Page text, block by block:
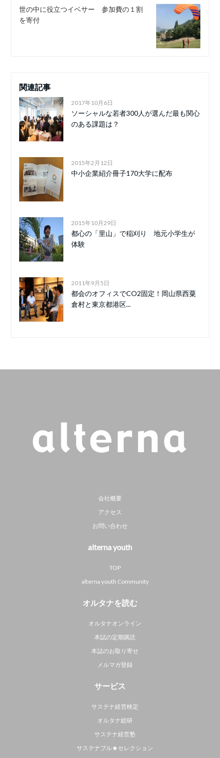
世の中に役立つイベサー 参加費の１割
を寄付
関連記事
2017年10月6日
ソーシャルな若者300人が選んだ最も関心
のある課題は？
2015年2月12日
中小企業紹介冊子170大学に配布
2015年10月29日
都心の「里山」で稲刈り 地元小学生が
体験
2011年9月5日
都会のオフィスでCO2固定！岡山県西粟
倉村と東京都港区...
会社概要
アクセス
お問い合わせ
alterna youth
TOP
alterna youth Community
オルタナを読む
オルタナオンライン
本誌の定期購読
本誌のお取り寄せ
メルマガ登録
サービス
サステナ経営検定
オルタナ総研
サステナ経営塾
サステナブル★セレクション